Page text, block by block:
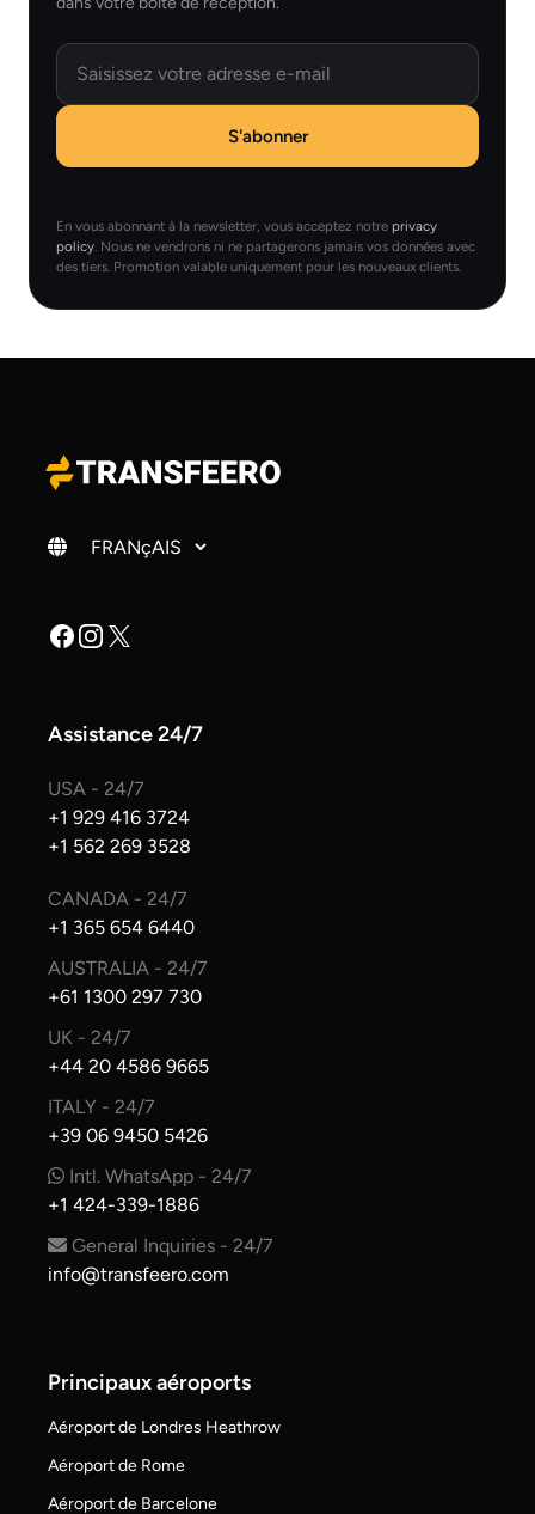
Email
S'abonner
En vous abonnant à la newsletter, vous acceptez notre privacy
policy . Nous ne vendrons ni ne partagerons jamais vos données avec
des tiers. Promotion valable uniquement pour les nouveaux clients.
Changer de langue
Facebook
Instagram
X
Assistance 24/7
USA - 24/7
+1 929 416 3724
+1 562 269 3528
CANADA - 24/7
+1 365 654 6440
AUSTRALIA - 24/7
+61 1300 297 730
UK - 24/7
+44 20 4586 9665
ITALY - 24/7
+39 06 9450 5426
Intl. WhatsApp - 24/7
+1 424-339-1886
General Inquiries - 24/7
info@transfeero.com
Principaux aéroports
Aéroport de Londres Heathrow
Aéroport de Rome
Aéroport de Barcelone